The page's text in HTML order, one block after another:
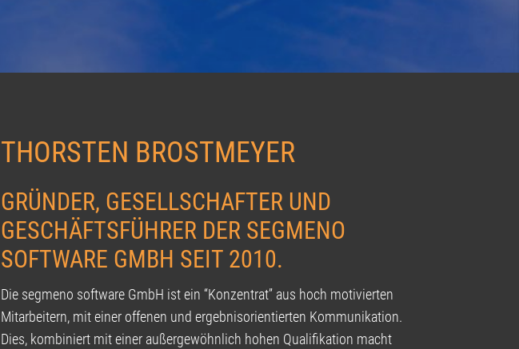
THORSTEN BROSTMEYER
GRÜNDER, GESELLSCHAFTER UND
GESCHÄFTSFÜHRER DER SEGMENO
SOFTWARE GMBH SEIT 2010.
Die segmeno software GmbH ist ein “Konzentrat” aus hoch motivierten
Mitarbeitern, mit einer offenen und ergebnisorientierten Kommunikation.
Dies, kombiniert mit einer außergewöhnlich hohen Qualifikation macht